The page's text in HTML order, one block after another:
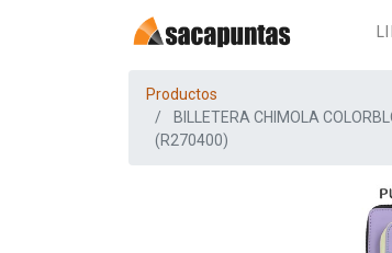
Productos
BILLETERA CHIMOLA
(R270400)